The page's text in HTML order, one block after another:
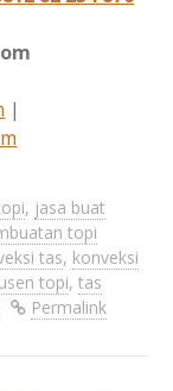
|
, jasa buat
topi
tas, konveksi
topi,tas
Permalink